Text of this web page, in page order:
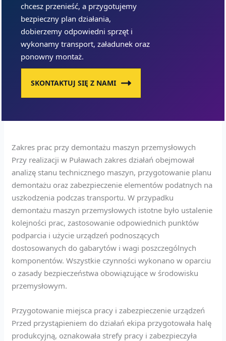
chcesz przenieść, a przygotujemy
bezpieczny plan działania,
dobierzemy odpowiedni sprzęt i
wykonamy transport, załadunek oraz
ponowny montaż.
SKONTAKTUJ SIĘ Z NAMI
Zakres prac przy demontażu maszyn przemysłowych
Przy realizacji w Puławach zakres działań obejmował
analizę stanu technicznego maszyn, przygotowanie planu
demontażu oraz zabezpieczenie elementów podatnych na
uszkodzenia podczas transportu. W przypadku
demontażu maszyn przemysłowych istotne było ustalenie
kolejności prac, zastosowanie odpowiednich punktów
podparcia i użycie urządzeń podnoszących
dostosowanych do gabarytów i wagi poszczególnych
komponentów. Wszystkie czynności wykonano w oparciu
o zasady bezpieczeństwa obowiązujące w środowisku
przemysłowym.
Przygotowanie miejsca pracy i zabezpieczenie urządzeń
Przed przystąpieniem do działań ekipa przygotowała halę
produkcyjną, oznakowała strefy pracy i zabezpieczyła